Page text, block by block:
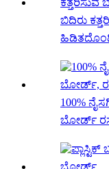
ಬಿದಿರು
100%
ಬೋರ್ಡ್